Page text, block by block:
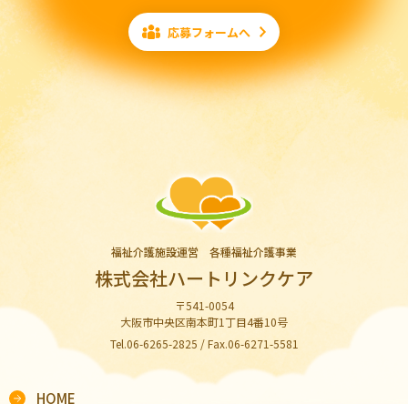
応募フォームへ
福祉介護施設運営 各種福祉介護事業
株式会社ハートリンクケア
〒541-0054
大阪市中央区南本町1丁目4番10号
Tel.06-6265-2825 / Fax.06-6271-5581
HOME